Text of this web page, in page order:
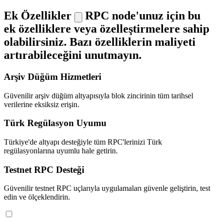
Ek Özellikler
RPC node'unuz için bu
ek özelliklere veya özelleştirmelere sahip
olabilirsiniz. Bazı özelliklerin maliyeti
artırabileceğini unutmayın.
Arşiv Düğüm Hizmetleri
Güvenilir arşiv düğüm altyapısıyla blok zincirinin tüm tarihsel
verilerine eksiksiz erişin.
Türk Regülasyon Uyumu
Türkiye'de altyapı desteğiyle tüm RPC'lerinizi Türk
regülasyonlarına uyumlu hale getirin.
Testnet RPC Desteği
Güvenilir testnet RPC uçlarıyla uygulamaları güvenle geliştirin, test
edin ve ölçeklendirin.